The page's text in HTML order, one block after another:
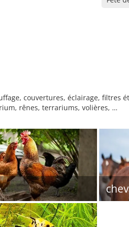
couvertures, éclairage,
rênes, terrariums, volières, …